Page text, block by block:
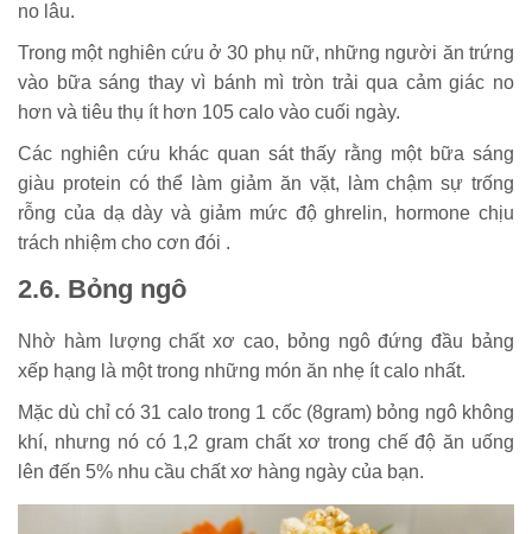
no lâu.
Trong một nghiên cứu ở 30 phụ nữ, những người ăn trứng
vào bữa sáng thay vì bánh mì tròn trải qua cảm giác no
hơn và tiêu thụ ít hơn 105 calo vào cuối ngày.
Các nghiên cứu khác quan sát thấy rằng một bữa sáng
giàu protein có thể làm giảm ăn vặt, làm chậm sự trống
rỗng của dạ dày và giảm mức độ ghrelin, hormone chịu
trách nhiệm cho cơn đói .
2.6. Bỏng ngô
Nhờ hàm lượng chất xơ cao, bỏng ngô đứng đầu bảng
xếp hạng là một trong những món ăn nhẹ ít calo nhất.
Mặc dù chỉ có 31 calo trong 1 cốc (8gram) bỏng ngô không
khí, nhưng nó có 1,2 gram chất xơ trong chế độ ăn uống
lên đến 5% nhu cầu chất xơ hàng ngày của bạn.